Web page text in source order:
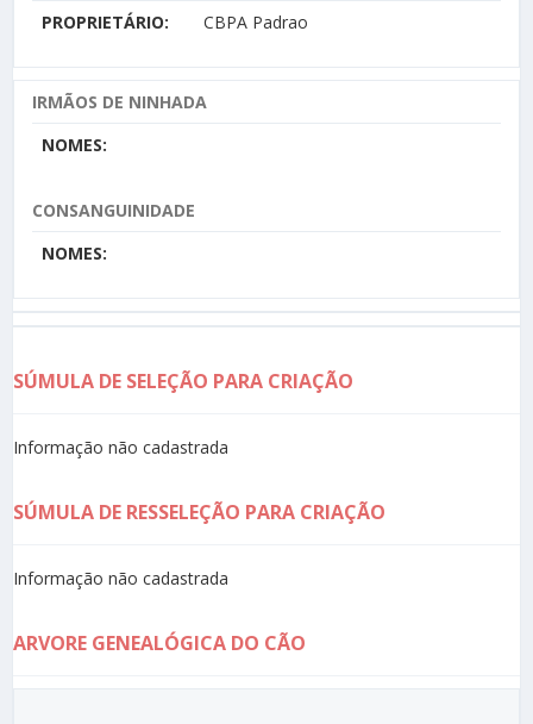
PROPRIETÁRIO:
CBPA Padrao
IRMÃOS DE NINHADA
NOMES:
CONSANGUINIDADE
NOMES:
SÚMULA DE SELEÇÃO PARA CRIAÇÃO
Informação não cadastrada
SÚMULA DE RESSELEÇÃO PARA CRIAÇÃO
Informação não cadastrada
ARVORE GENEALÓGICA DO CÃO